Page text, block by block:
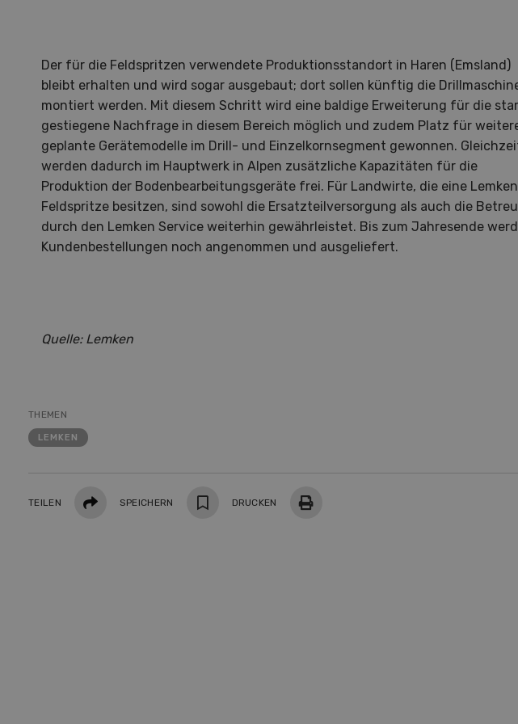
Der für die Feldspritzen verwendete Produktionsstandort in Haren (Emsland)
bleibt erhalten und wird sogar ausgebaut; dort sollen künftig die
montiert werden. Mit diesem Schritt wird eine baldige Erweiterung für die
gestiegene Nachfrage in diesem Bereich möglich und zudem Platz für
geplante Gerätemodelle im Drill- und Einzelkornsegment gewonnen.
werden dadurch im Hauptwerk in Alpen zusätzliche Kapazitäten für die
Produktion der Bodenbearbeitungsgeräte frei. Für Landwirte, die eine Lemken
Feldspritze besitzen, sind sowohl die Ersatzteilversorgung als auch die
durch den Lemken Service weiterhin gewährleistet. Bis zum Jahresende
Kundenbestellungen noch angenommen und ausgeliefert.
Quelle: Lemken
THEMEN
LEMKEN
TEILEN Teilen SPEICHERN DRUCKEN
SEP
10-11